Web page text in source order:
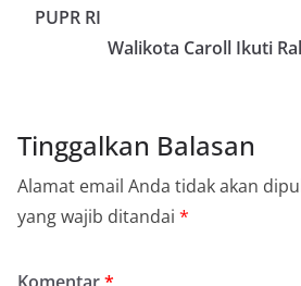
PUPR RI
Walikota Caroll Ikuti
Tinggalkan Balasan
Alamat email Anda tidak akan
yang wajib ditandai *